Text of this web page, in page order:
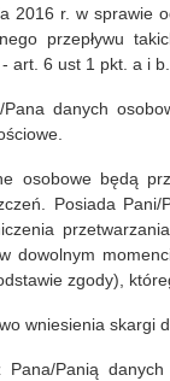
17 lat,
popełniłam
wydawał się
i rozważni, nie
darem, a
tegorocznej
którą
wraz ze
2016 r. w sprawie
przepływu
art. 6 ust 1 pkt. a i b.
Pana danych
osobowe będą
Posiada
dowolnym
zgody),
wniesienia skargi
Pana/Panią